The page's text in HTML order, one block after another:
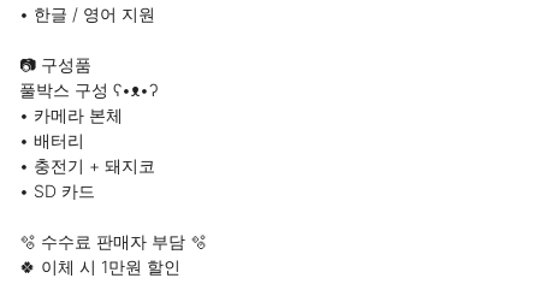
• 한글 / 영어 지원
📷 구성품
풀박스 구성 ʕ•ᴥ•ʔ
• 카메라 본체
• 배터리
• 충전기 + 돼지코
• SD 카드
🫧 수수료 판매자 부담 🫧
🍀 이체 시 1만원 할인